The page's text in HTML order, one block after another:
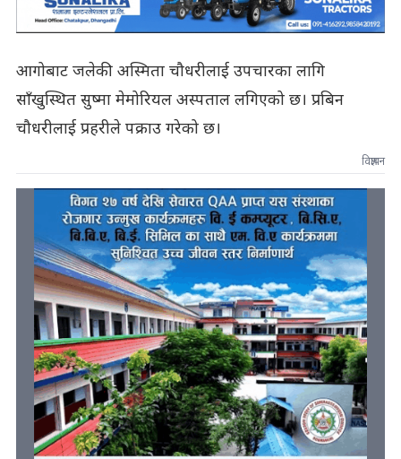
आगोबाट जलेकी अस्मिता चौधरीलाई उपचारका लागि
साँखुस्थित सुष्मा मेमोरियल अस्पताल लगिएको छ। प्रबिन
चौधरीलाई प्रहरीले पक्राउ गरेको छ।
विज्ञापन